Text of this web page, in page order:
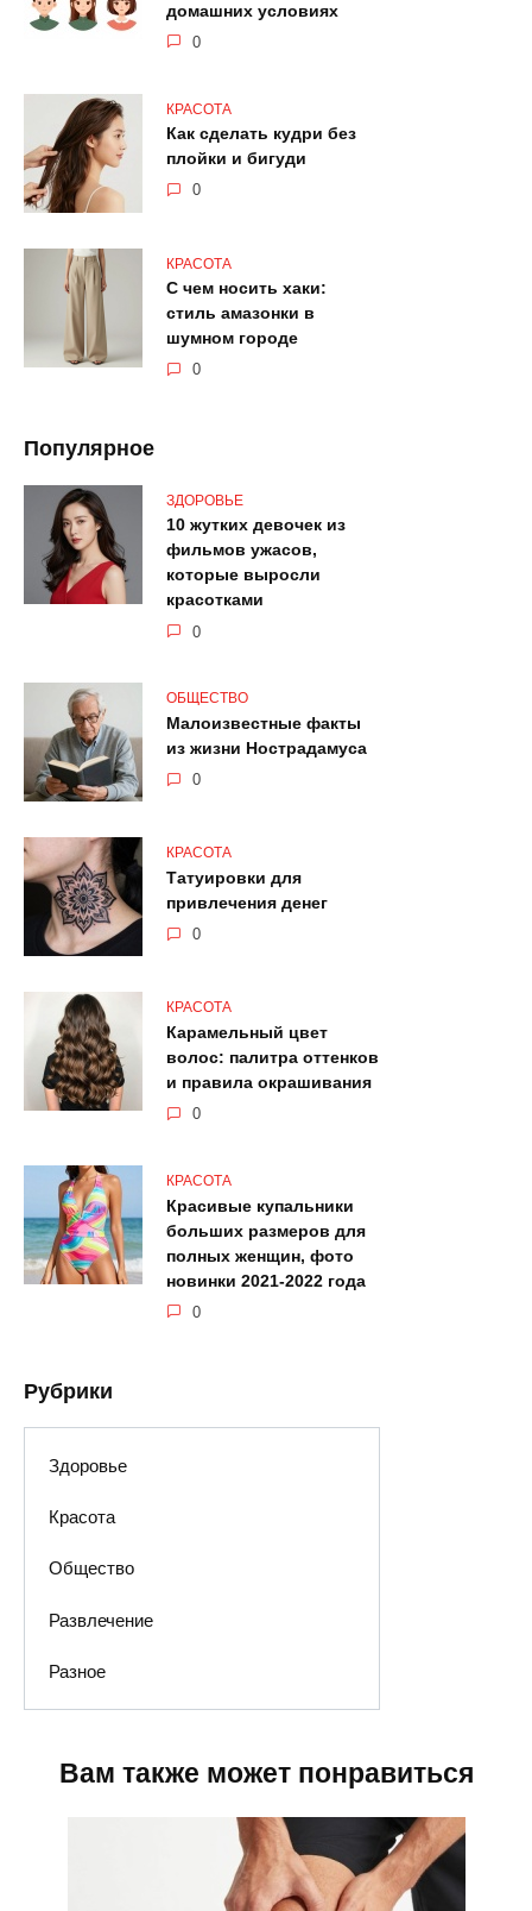
домашних условиях
0
КРАСОТА
Как сделать кудри без
плойки и бигуди
0
КРАСОТА
С чем носить хаки:
стиль амазонки в
шумном городе
0
Популярное
ЗДОРОВЬЕ
10 жутких девочек из
фильмов ужасов,
которые выросли
красотками
0
ОБЩЕСТВО
Малоизвестные факты
из жизни Нострадамуса
0
КРАСОТА
Татуировки для
привлечения денег
0
КРАСОТА
Карамельный цвет
волос: палитра оттенков
и правила окрашивания
0
КРАСОТА
Красивые купальники
больших размеров для
полных женщин, фото
новинки 2021-2022 года
0
Рубрики
Здоровье
Красота
Общество
Развлечение
Разное
Вам также может понравиться